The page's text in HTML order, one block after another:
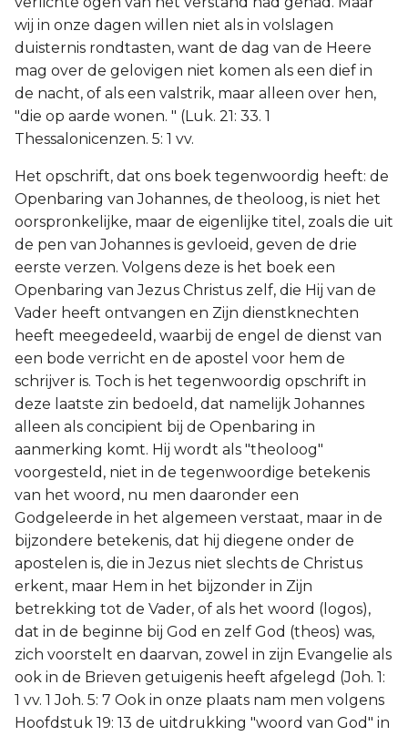
wij in onze dagen willen niet als in volslagen
duisternis rondtasten, want de dag van de Heere
mag over de gelovigen niet komen als een dief in
de nacht, of als een valstrik, maar alleen over hen,
"die op aarde wonen. " (Luk. 21: 33. 1
Thessalonicenzen. 5: 1 vv.
Het opschrift, dat ons boek tegenwoordig heeft: de
Openbaring van Johannes, de theoloog, is niet het
oorspronkelijke, maar de eigenlijke titel, zoals die uit
de pen van Johannes is gevloeid, geven de drie
eerste verzen. Volgens deze is het boek een
Openbaring van Jezus Christus zelf, die Hij van de
Vader heeft ontvangen en Zijn dienstknechten
heeft meegedeeld, waarbij de engel de dienst van
een bode verricht en de apostel voor hem de
schrijver is. Toch is het tegenwoordig opschrift in
deze laatste zin bedoeld, dat namelijk Johannes
alleen als concipient bij de Openbaring in
aanmerking komt. Hij wordt als "theoloog"
voorgesteld, niet in de tegenwoordige betekenis
van het woord, nu men daaronder een
Godgeleerde in het algemeen verstaat, maar in de
bijzondere betekenis, dat hij diegene onder de
apostelen is, die in Jezus niet slechts de Christus
erkent, maar Hem in het bijzonder in Zijn
betrekking tot de Vader, of als het woord (logos),
dat in de beginne bij God en zelf God (theos) was,
zich voorstelt en daarvan, zowel in zijn Evangelie als
ook in de Brieven getuigenis heeft afgelegd (Joh. 1:
1 vv. 1 Joh. 5: 7 Ook in onze plaats nam men volgens
Hoofdstuk 19: 13 de uitdrukking "woord van God" in